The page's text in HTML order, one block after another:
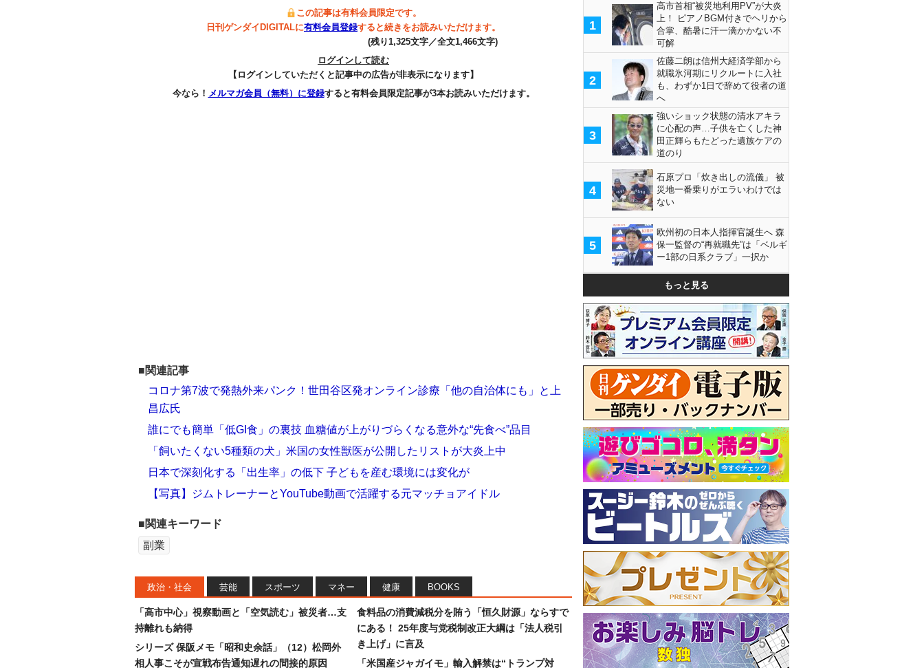
この記事は有料会員限定です。
日刊ゲンダイDIGITALに有料会員登録すると続きをお読みいただけます。
(残り1,325文字／全文1,466文字)
ログインして読む
【ログインしていただくと記事中の広告が非表示になります】
今なら！ メルマガ会員（無料）に登録すると有料会員限定記事が3本お読みいただけます。
■関連記事
コロナ第7波で発熱外来パンク！世田谷区発オンライン診療「他の自治体にも」と上
昌広氏
誰にでも簡単「低GI食」の裏技 血糖値が上がりづらくなる意外な“先食べ”品目
「飼いたくない5種類の犬」米国の女性獣医が公開したリストが大炎上中
日本で深刻化する「出生率」の低下 子どもを産む環境には変化が
【写真】ジムトレーナーとYouTube動画で活躍する元マッチョアイドル
■関連キーワード
副業
政治・社会 芸能 スポーツ マネー 健康 BOOKS
「高市中心」視察動画と「空気読む」被災者…支
持離れも納得
シリーズ 保阪メモ「昭和史余話」（12）松岡外
相人事こそが宣戦布告通知遅れの間接的原因
食料品の消費減税分を賄う「恒久財源」ならすで
にある！ 25年度与党税制改正大綱は「法人税引
き上げ」に言及
「米国産ジャガイモ」輸入解禁は“トランプ対
1
高市首相“被災地利用PV”が大炎
上！ ピアノBGM付きでヘリから
合掌、酷暑に汗一滴かかない不
可解
2
佐藤二朗は信州大経済学部から
就職氷河期にリクルートに入社
も、わずか1日で辞めて役者の道
へ
3
強いショック状態の清水アキラ
に心配の声…子供を亡くした神
田正輝らもたどった遺族ケアの
道のり
4
石原プロ「炊き出しの流儀」 被
災地一番乗りがエラいわけでは
ない
5
欧州初の日本人指揮官誕生へ 森
保一監督の“再就職先”は「ベルギ
ー1部の日系クラブ」一択か
もっと見る